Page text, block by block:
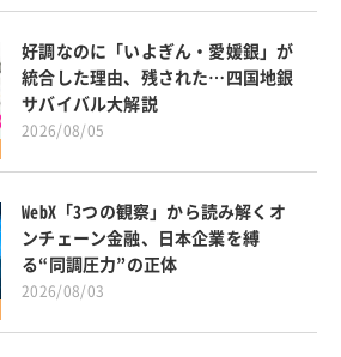
好調なのに「いよぎん・愛媛銀」が
統合した理由、残された…四国地銀
サバイバル大解説
2026/08/05
WebX「3つの観察」から読み解くオ
ンチェーン金融、日本企業を縛
る“同調圧力”の正体
2026/08/03